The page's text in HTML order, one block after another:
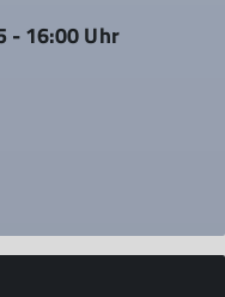
- 16:00 Uhr